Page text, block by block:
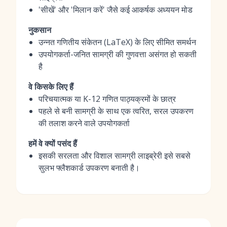
'सीखें' और 'मिलान करें' जैसे कई आकर्षक अध्ययन मोड
नुकसान
उन्नत गणितीय संकेतन (LaTeX) के लिए सीमित समर्थन
उपयोगकर्ता-जनित सामग्री की गुणवत्ता असंगत हो सकती
है
वे किसके लिए हैं
परिचयात्मक या K-12 गणित पाठ्यक्रमों के छात्र
पहले से बनी सामग्री के साथ एक त्वरित, सरल उपकरण
की तलाश करने वाले उपयोगकर्ता
हमें वे क्यों पसंद हैं
इसकी सरलता और विशाल सामग्री लाइब्रेरी इसे सबसे
सुलभ फ्लैशकार्ड उपकरण बनाती है।